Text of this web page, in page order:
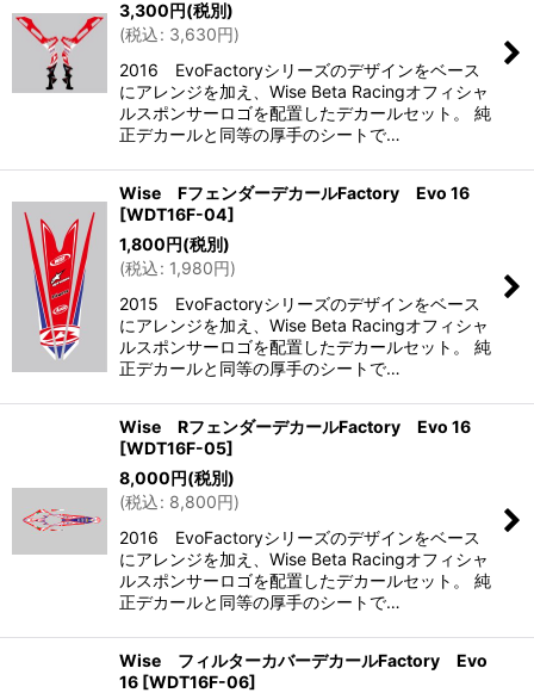
3,300円(税別)
(税込: 3,630円)
2016 EvoFactoryシリーズのデザインをベース
にアレンジを加え、Wise Beta Racingオフィシャ
ルスポンサーロゴを配置したデカールセット。 純
正デカールと同等の厚手のシートで…
Wise FフェンダーデカールFactory Evo 16
[WDT16F-04]
1,800円(税別)
(税込: 1,980円)
2015 EvoFactoryシリーズのデザインをベース
にアレンジを加え、Wise Beta Racingオフィシャ
ルスポンサーロゴを配置したデカールセット。 純
正デカールと同等の厚手のシートで…
Wise RフェンダーデカールFactory Evo 16
[WDT16F-05]
8,000円(税別)
(税込: 8,800円)
2016 EvoFactoryシリーズのデザインをベース
にアレンジを加え、Wise Beta Racingオフィシャ
ルスポンサーロゴを配置したデカールセット。 純
正デカールと同等の厚手のシートで…
Wise フィルターカバーデカールFactory Evo
16 [WDT16F-06]